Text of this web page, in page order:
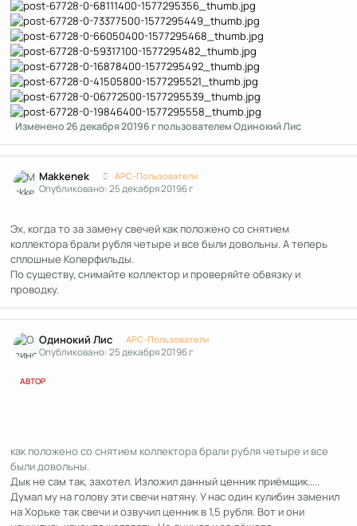
Изменено26 декабря 20196 гпользователем Одинокий Лис
Makkenek APC-Пользователи
Опубликовано:25 декабря 20196 г
Эх, когда то за замену свечей как положено со снятием
коллектора брали рубля четыре и все были довольны. А теперь
сплошные Коперфильды.
По существу, снимайте коллектор и проверяйте обвязку и
проводку.
Одинокий Лис APC-Пользователи
Опубликовано:25 декабря 20196 г
АВТОР
как положено со снятием коллектора брали рубля четыре и все
были довольны.
Дык не сам так, захотел. Изложил данный ценник приёмщик.....
Думал му на голову эти свечи натяну. У нас один кулибин заменил
на Хорьке так свечи и озвучил ценник в 1,5 рубля. Вот и они